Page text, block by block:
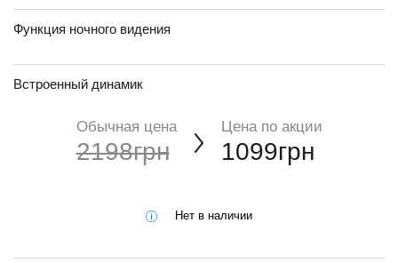
Функция ночного видения
Встроенный динамик
Обычная цена
2198грн
Цена по акции
1099грн
Нет в наличии